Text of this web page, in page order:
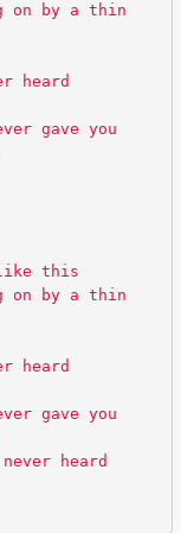
on by a thin
heard
gave you
like this
on by a thin
heard
gave you
heard